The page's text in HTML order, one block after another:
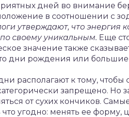
дней во внимание
в соотношении с
утверждают, что
своему уникальным. Еще
значение также
дни рождения или
располагают к тому, чтобы
запрещено. Но
от сухих кончиков.
что угодно: менять ее